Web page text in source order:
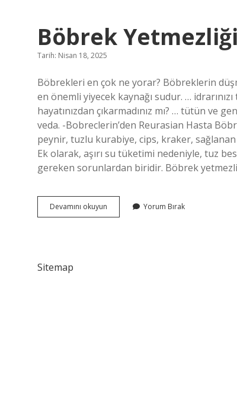
Böbrek
Tarih: Nisan 18, 2025
Böbrekleri en çok ne yorar? Böbreklerin
en önemli yiyecek kaynağı sudur. …
hayatınızdan çıkarmadınız mı? … tütün ve
veda. -Bobreclerin’den Reurasian Hasta
peynir, tuzlu kurabiye, cips, kraker,
Ek olarak, aşırı su tüketimi nedeniyle, tuz
gereken sorunlardan biridir. Böbrek
Devamını okuyun
Yetmezliğini
Yorum Bırak
Sitemap